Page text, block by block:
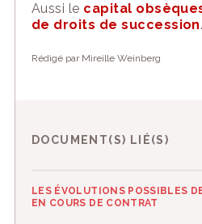
Aussi le capital
de droits de succession.
Rédigé par Mireille Weinberg
DOCUMENT(S) LIÉ(S)
LES ÉVOLUTIONS POSSIBLES
EN COURS DE CONTRAT